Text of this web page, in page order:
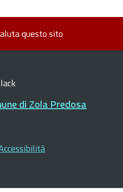
questo sito
di Zola Predosa